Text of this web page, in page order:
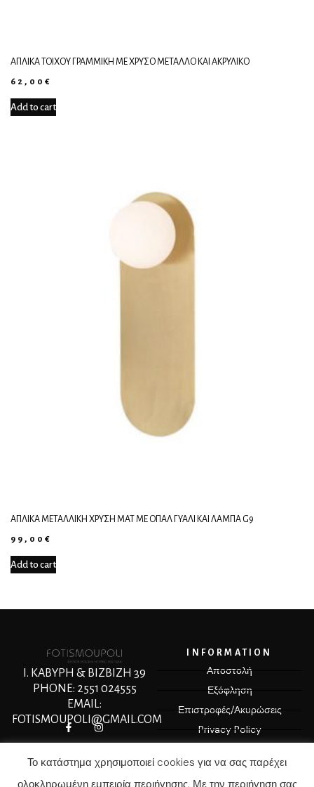
ΑΠΛΊΚΑ ΤΟΊΧΟΥ ΓΡΑΜΜΙΚΉ ΜΕ ΧΡΥΣΌ ΜΈΤΑΛΛΟ ΚΑΙ ΑΚΡΥΛΙΚΌ
62,00 €
Add to cart
ΑΠΛΊΚΑ ΜΕΤΑΛΛΙΚΉ ΧΡΥΣΉ ΜΑΤ ΜΕ ΟΠΑΛ ΓΥΑΛΊ ΚΑΙ ΛΆΜΠΑ G9
99,00 €
Add to cart
Ι. ΚΑΒΥΡΗ & ΒΙΖΒΙΖΗ 39
PHONE: 2551 024555
EMAIL:
FOTISMOUPOLI@GMAIL.COM
INFORMATION
Αποστολή
Εξόφληση
Επιστροφές/Ακυρώσεις
Privacy Policy
Το κατάστημα χρησιμοποιεί cookies για να σας παρέχει
ολοκληρωμένη εμπειρία περιήγησης. Με την περιήγηση σας